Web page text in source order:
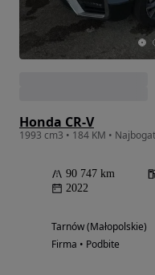
Honda CR-V
90 747 km
2022
Tarnów (Małopolskie)
Firma • Podbite